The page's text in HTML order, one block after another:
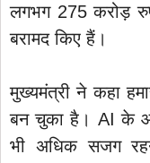
लगभग 275 करोड़
बरामद किए हैं।
मुख्यमंत्री ने कहा
बन चुका है। AI के
भी अधिक सजग